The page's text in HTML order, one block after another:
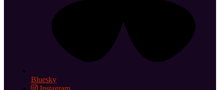
Bluesky
Instagram